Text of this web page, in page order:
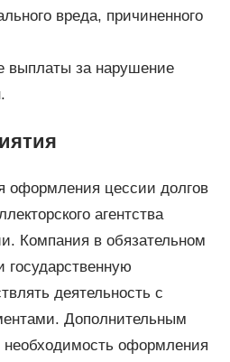
вреда, причиненного
выплаты за нарушение
оформления цессии долгов
агентства
Компания в обязательном
государственную
деятельность с
Дополнительным
необходимость оформления